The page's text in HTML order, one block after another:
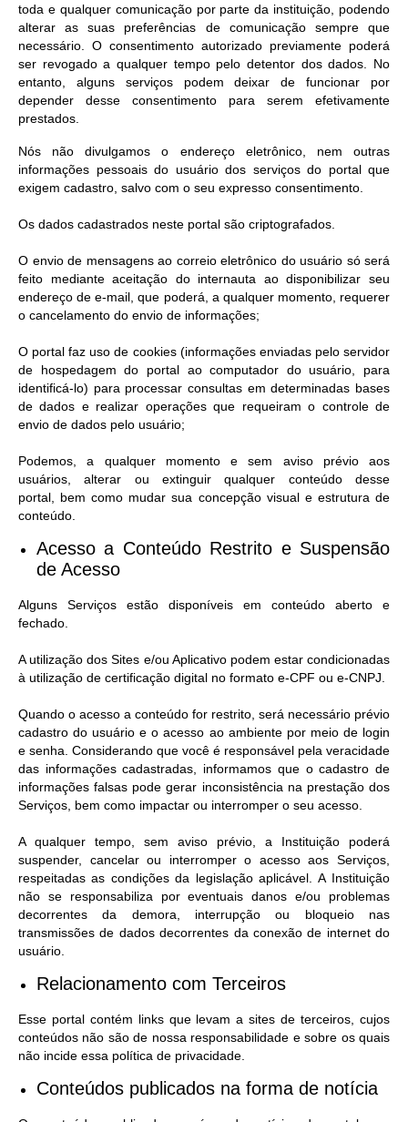
toda e qualquer comunicação por parte da instituição, podendo
alterar as suas preferências de comunicação sempre que
necessário. O consentimento autorizado previamente poderá
ser revogado a qualquer tempo pelo detentor dos dados. No
entanto, alguns serviços podem deixar de funcionar por
depender desse consentimento para serem efetivamente
prestados.
Nós não divulgamos o endereço eletrônico, nem outras
informações pessoais do usuário dos serviços do portal que
exigem cadastro, salvo com o seu expresso consentimento.
Os dados cadastrados neste portal são criptografados.
O envio de mensagens ao correio eletrônico do usuário só será
feito mediante aceitação do internauta ao disponibilizar seu
endereço de e-mail, que poderá, a qualquer momento, requerer
o cancelamento do envio de informações;
O portal faz uso de cookies (informações enviadas pelo servidor
de hospedagem do portal ao computador do usuário, para
identificá-lo) para processar consultas em determinadas bases
de dados e realizar operações que requeiram o controle de
envio de dados pelo usuário;
Podemos, a qualquer momento e sem aviso prévio aos
usuários, alterar ou extinguir qualquer conteúdo desse
portal, bem como mudar sua concepção visual e estrutura de
conteúdo.
Acesso a Conteúdo Restrito e Suspensão
de Acesso​
Alguns Serviços estão disponíveis em conteúdo aberto e
fechado.
A utilização dos Sites e/ou Aplicativo podem estar condicionadas
à utilização de certificação digital no formato e-CPF ou e-CNPJ.
Quando o acesso a conteúdo for restrito, será necessário prévio
cadastro do usuário e o acesso ao ambiente por meio de login
e senha. Considerando que você é responsável pela veracidade
das informações cadastradas, informamos que o cadastro de
informações falsas pode gerar inconsistência na prestação dos
Serviços, bem como impactar ou interromper o seu acesso.
A qualquer tempo, sem aviso prévio, a Instituição poderá
suspender, cancelar ou interromper o acesso aos Serviços,
respeitadas as condições da legislação aplicável. A Instituição
não se responsabiliza por eventuais danos e/ou problemas
decorrentes da demora, interrupção ou bloqueio nas
transmissões de dados decorrentes da conexão de internet do
usuário.
Relacionamento com Terceiros
Esse portal contém links que levam a sites de terceiros, cujos
conteúdos não são de nossa responsabilidade e sobre os quais
não incide essa política de privacidade.
Conteúdos publicados na forma de notícia